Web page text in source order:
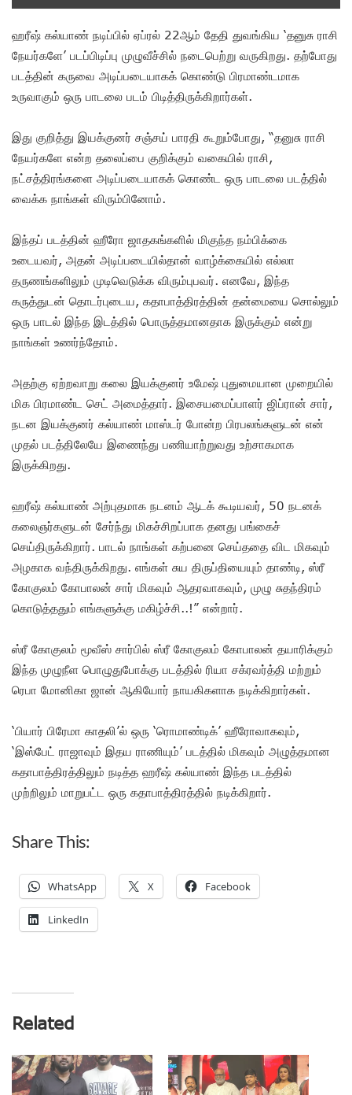
ஹரீஷ் கல்யாண் நடிப்பில் ஏப்ரல் 22ஆம் தேதி துவங்கிய ‘தனுசு ராசி
நேயர்களே’ படப்பிடிப்பு முழுவீச்சில் நடைபெற்று வருகிறது. தற்போது
படத்தின் கருவை அடிப்படையாகக் கொண்டு பிரமாண்டமாக
உருவாகும் ஒரு பாடலை படம் பிடித்திருக்கிறார்கள்.
இது குறித்து இயக்குனர் சஞ்சய் பாரதி கூறும்போது, “தனுசு ராசி
நேயர்களே என்ற தலைப்பை குறிக்கும் வகையில் ராசி,
நட்சத்திரங்களை அடிப்படையாகக் கொண்ட ஒரு பாடலை படத்தில்
வைக்க நாங்கள் விரும்பினோம்.
இந்தப் படத்தின் ஹீரோ ஜாதகங்களில் மிகுந்த நம்பிக்கை
உடையவர், அதன் அடிப்படையில்தான் வாழ்க்கையில் எல்லா
தருணங்களிலும் முடிவெடுக்க விரும்புபவர். எனவே, இந்த
கருத்துடன் தொடர்புடைய, கதாபாத்திரத்தின் தன்மையை சொல்லும்
ஒரு பாடல் இந்த இடத்தில் பொருத்தமானதாக இருக்கும் என்று
நாங்கள் உணர்ந்தோம்.
அதற்கு ஏற்றவாறு கலை இயக்குனர் உமேஷ் புதுமையான முறையில்
மிக பிரமாண்ட செட் அமைத்தார். இசையமைப்பாளர் ஜிப்ரான் சார்,
நடன இயக்குனர் கல்யாண் மாஸ்டர் போன்ற பிரபலங்களுடன் என்
முதல் படத்திலேயே இணைந்து பணியாற்றுவது உற்சாகமாக
இருக்கிறது.
ஹரீஷ் கல்யாண் அற்புதமாக நடனம் ஆடக் கூடியவர், 50 நடனக்
கலைஞர்களுடன் சேர்ந்து மிகச்சிறப்பாக தனது பங்கைச்
செய்திருக்கிறார். பாடல் நாங்கள் கற்பனை செய்ததை விட மிகவும்
அழகாக வந்திருக்கிறது. எங்கள் சுய திருப்தியையும் தாண்டி, ஸ்ரீ
கோகுலம் கோபாலன் சார் மிகவும் ஆதரவாகவும், முழு சுதந்திரம்
கொடுத்ததும் எங்களுக்கு மகிழ்ச்சி..!” என்றார்.
ஸ்ரீ கோகுலம் மூவீஸ் சார்பில் ஸ்ரீ கோகுலம் கோபாலன் தயாரிக்கும்
இந்த முழுநீள பொழுதுபோக்கு படத்தில் ரியா சக்ரவர்த்தி மற்றும்
ரெபா மோனிகா ஜான் ஆகியோர் நாயகிகளாக நடிக்கிறார்கள்.
‘பியார் பிரேமா காதலி’ல் ஒரு ‘ரொமாண்டிக்’ ஹீரோவாகவும்,
‘இஸ்பேட் ராஜாவும் இதய ராணியும்’ படத்தில் மிகவும் அழுத்தமான
கதாபாத்திரத்திலும் நடித்த ஹரீஷ் கல்யாண் இந்த படத்தில்
முற்றிலும் மாறுபட்ட ஒரு கதாபாத்திரத்தில் நடிக்கிறார்.
Share This:
WhatsApp X Facebook
LinkedIn
Related